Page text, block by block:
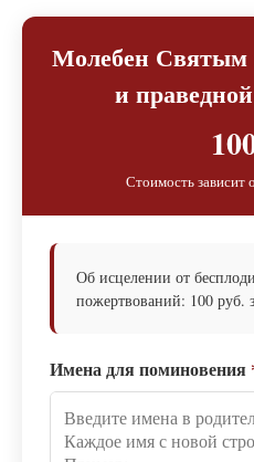
Молебен Святым
и
Стоимость зависит
Об исцелении от
пожертвований: 100 руб.
Имена для поминовения